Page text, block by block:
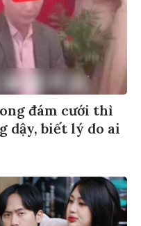
đám cưới thì
dậy, biết lý do ai